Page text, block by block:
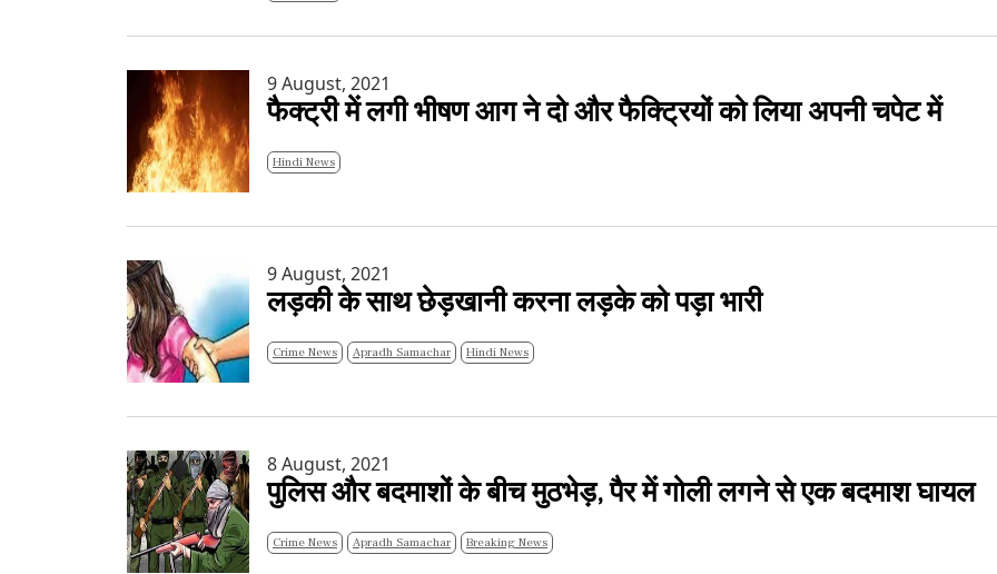
9 August, 2021
फैक्ट्री में लगी भीषण आग ने दो और फैक्ट्रियों को लिया अपनी चपेट में
Hindi News
9 August, 2021
लड़की के साथ छेड़खानी करना लड़के को पड़ा भारी
Crime News Apradh Samachar Hindi News
8 August, 2021
पुलिस और बदमाशों के बीच मुठभेड़, पैर में गोली लगने से एक बदमाश घायल
Crime News Apradh Samachar Breaking News